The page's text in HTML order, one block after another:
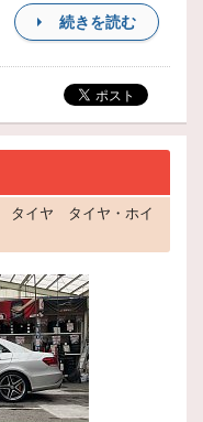
続きを読む
タイヤ タイヤ・ホイ